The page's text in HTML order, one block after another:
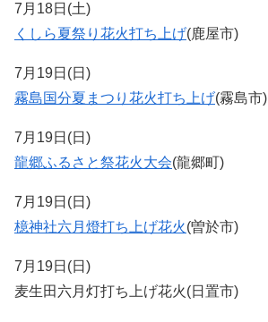
7月18日(土)
くしら夏祭り花火打ち上げ(鹿屋市)
7月19日(日)
霧島国分夏まつり花火打ち上げ(霧島市)
7月19日(日)
龍郷ふるさと祭花火大会(龍郷町)
7月19日(日)
檍神社六月燈打ち上げ花火(曽於市)
7月19日(日)
麦生田六月灯打ち上げ花火(日置市)